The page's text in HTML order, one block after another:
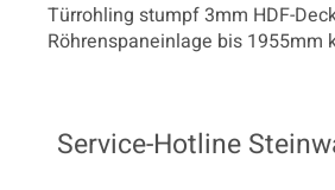
Türrohling stumpf 3mm HDF-
Röhrenspaneinlage bis 1955mm
Service-Hotline